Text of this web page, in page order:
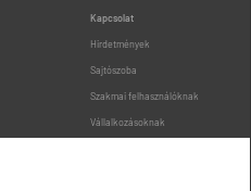
Kapcsolat
Hirdetmények
Sajtószoba
Szakmai felhasználóknak
Vállalkozásoknak